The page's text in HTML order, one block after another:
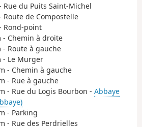
Rue du Puits Saint-Michel
Route de Compostelle
Rond-point
- Chemin à droite
- Route à gauche
- Le Murger
- Chemin à gauche
- Rue à gauche
- Rue du Logis Bourbon - Abbaye
- Parking
- Rue des Perdrielles